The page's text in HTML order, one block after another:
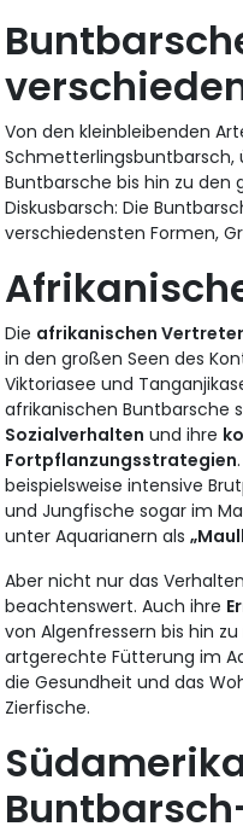
Von den kleinbleibenden
Schmetterlingsbuntbarsch,
Buntbarsche bis hin zu den
Diskusbarsch: Die
verschiedensten Formen,
Die afrikanischen Vertreter
in den großen Seen des
Viktoriasee und
afrikanischen Buntbarsche
Sozialverhalten und ihre
Fortpflanzungsstrategien
beispielsweise intensive
und Jungfische sogar im
unter Aquarianern als
Aber nicht nur das
beachtenswert. Auch ihre
von Algenfressern bis hin
artgerechte Fütterung im
die Gesundheit und das
Zierfische.